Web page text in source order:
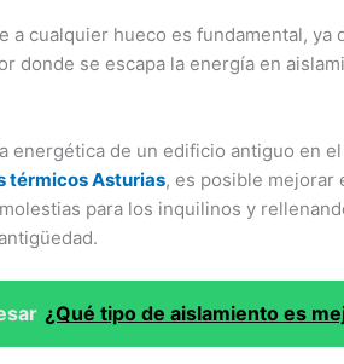
a cualquier hueco es fundamental, ya
donde se escapa la energía en
energética de un edificio antiguo en
térmicos Asturias, es posible mejorar
para los inquilinos y
¿Qué tipo de aislamiento es